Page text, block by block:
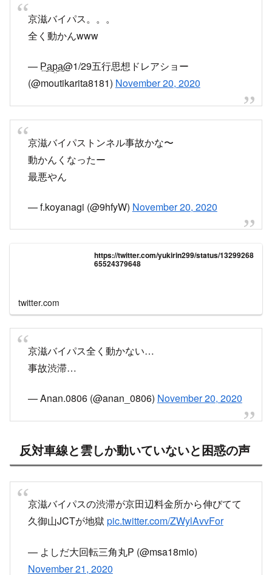
られた。遅刻。最悪。
— カルボ (@k50292338)
京滋バイパス。。。
全く動かんwww
— P̤̮a̤̮p̤̮a̤̮@1/29五行思想ドレアショー
(@moutikarita8181)
京滋バイパストンネル事故かな〜
動かんくなったー
— f.koyanagi (@9hfyW)
https://twitter.com/yukirin299/status/13299268
65524379648
twitter.com
京滋バイパス全く動かない…
事故渋滞…
反対車線と雲しか動いていないと困惑の声